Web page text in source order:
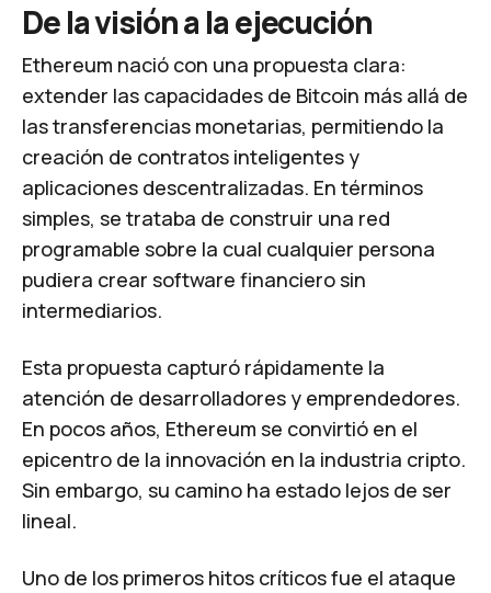
De la visión a la ejecución
Ethereum nació con una propuesta clara:
extender las capacidades de Bitcoin más allá de
las transferencias monetarias, permitiendo la
creación de contratos inteligentes y
aplicaciones descentralizadas. En términos
simples, se trataba de construir una red
programable sobre la cual cualquier persona
pudiera crear software financiero sin
intermediarios.
Esta propuesta capturó rápidamente la
atención de desarrolladores y emprendedores.
En pocos años, Ethereum se convirtió en el
epicentro de la innovación en la industria cripto.
Sin embargo, su camino ha estado lejos de ser
lineal.
Uno de los primeros hitos críticos fue el ataque